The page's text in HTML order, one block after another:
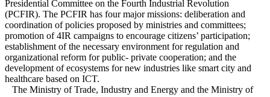
Presidential Committee on the Fourth Industrial Revolution
(PCFIR). The PCFIR has four major missions: deliberation and
coordination of policies proposed by ministries and committees;
promotion of 4IR campaigns to encourage citizens’ participation;
establishment of the necessary environment for regulation and
organizational reform for public- private cooperation; and the
development of ecosystems for new industries like smart city and
healthcare based on ICT.
The Ministry of Trade, Industry and Energy and the Ministry of